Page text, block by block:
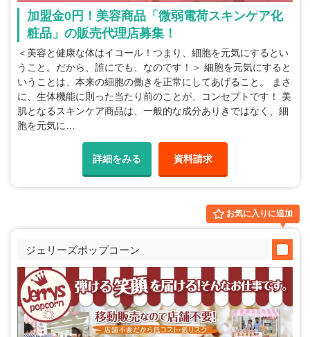
加盟金0円！美容商品「微弱電荷スキンケア化
粧品」の販売代理店募集！
＜美容と健康な体はイコール！つまり、細胞を元気にするとい
うこと。だから、誰にでも、なのです！＞ 細胞を元気にすると
いうことは、本来の細胞の働きを正常にしてあげること。 まさ
に、生体機能に則った当たり前のことが、コンセプトです！ 美
肌となるスキンケア商品は、一般的な成分ありきではなく、細
胞を元気に…
詳細をみる 資料請求
お気に入りに追加
ジェリーズポップコーン